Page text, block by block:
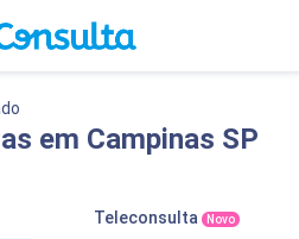
em Campinas SP
Teleconsulta Novo